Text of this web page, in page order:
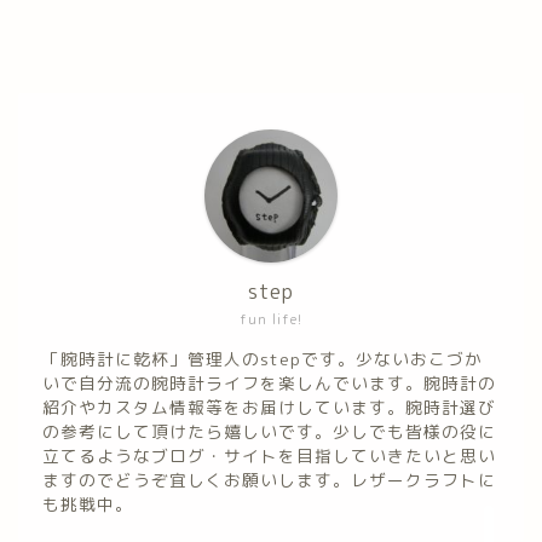
fun life!
step
「腕時計に乾杯」管理人のstepです。少ないおこづか
いで自分流の腕時計ライフを楽しんでいます。腕時計の
紹介やカスタム情報等をお届けしています。腕時計選び
の参考にして頂けたら嬉しいです。少しでも皆様の役に
立てるようなブログ・サイトを目指していきたいと思い
ますのでどうぞ宜しくお願いします。レザークラフトに
も挑戦中。
腕時計カスタム
その他の話